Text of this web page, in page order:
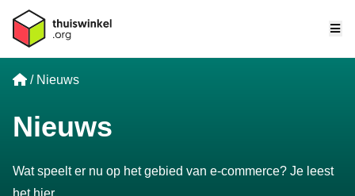
Home
Nieuws
Nieuws
Wat speelt er nu op het gebied van e-commerce? Je leest
het hier.